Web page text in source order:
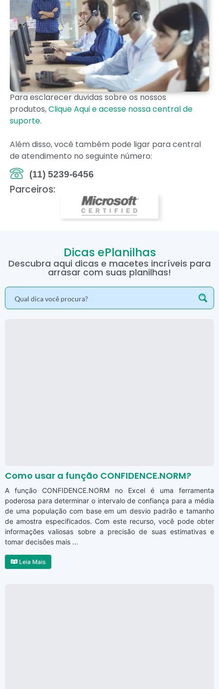
Para esclarecer duvidas sobre os nossos
produtos,Clique Aqui e acesse nossa central de
suporte.
Além disso, você também pode ligar para central
de atendimento no seguinte número:
(11) 5239-6456
Parceiros:
Dicas ePlanilhas
Descubra aqui dicas e macetes incríveis para
arrasar com suas planilhas!
Como usar a função CONFIDENCE.NORM?
A função CONFIDENCE.NORM no Excel é uma ferramenta
poderosa para determinar o intervalo de confiança para a média
de uma população com base em um desvio padrão e tamanho
de amostra especificados. Com este recurso, você pode obter
informações valiosas sobre a precisão de suas estimativas e
tomar decisões mais ...
Leia Mais